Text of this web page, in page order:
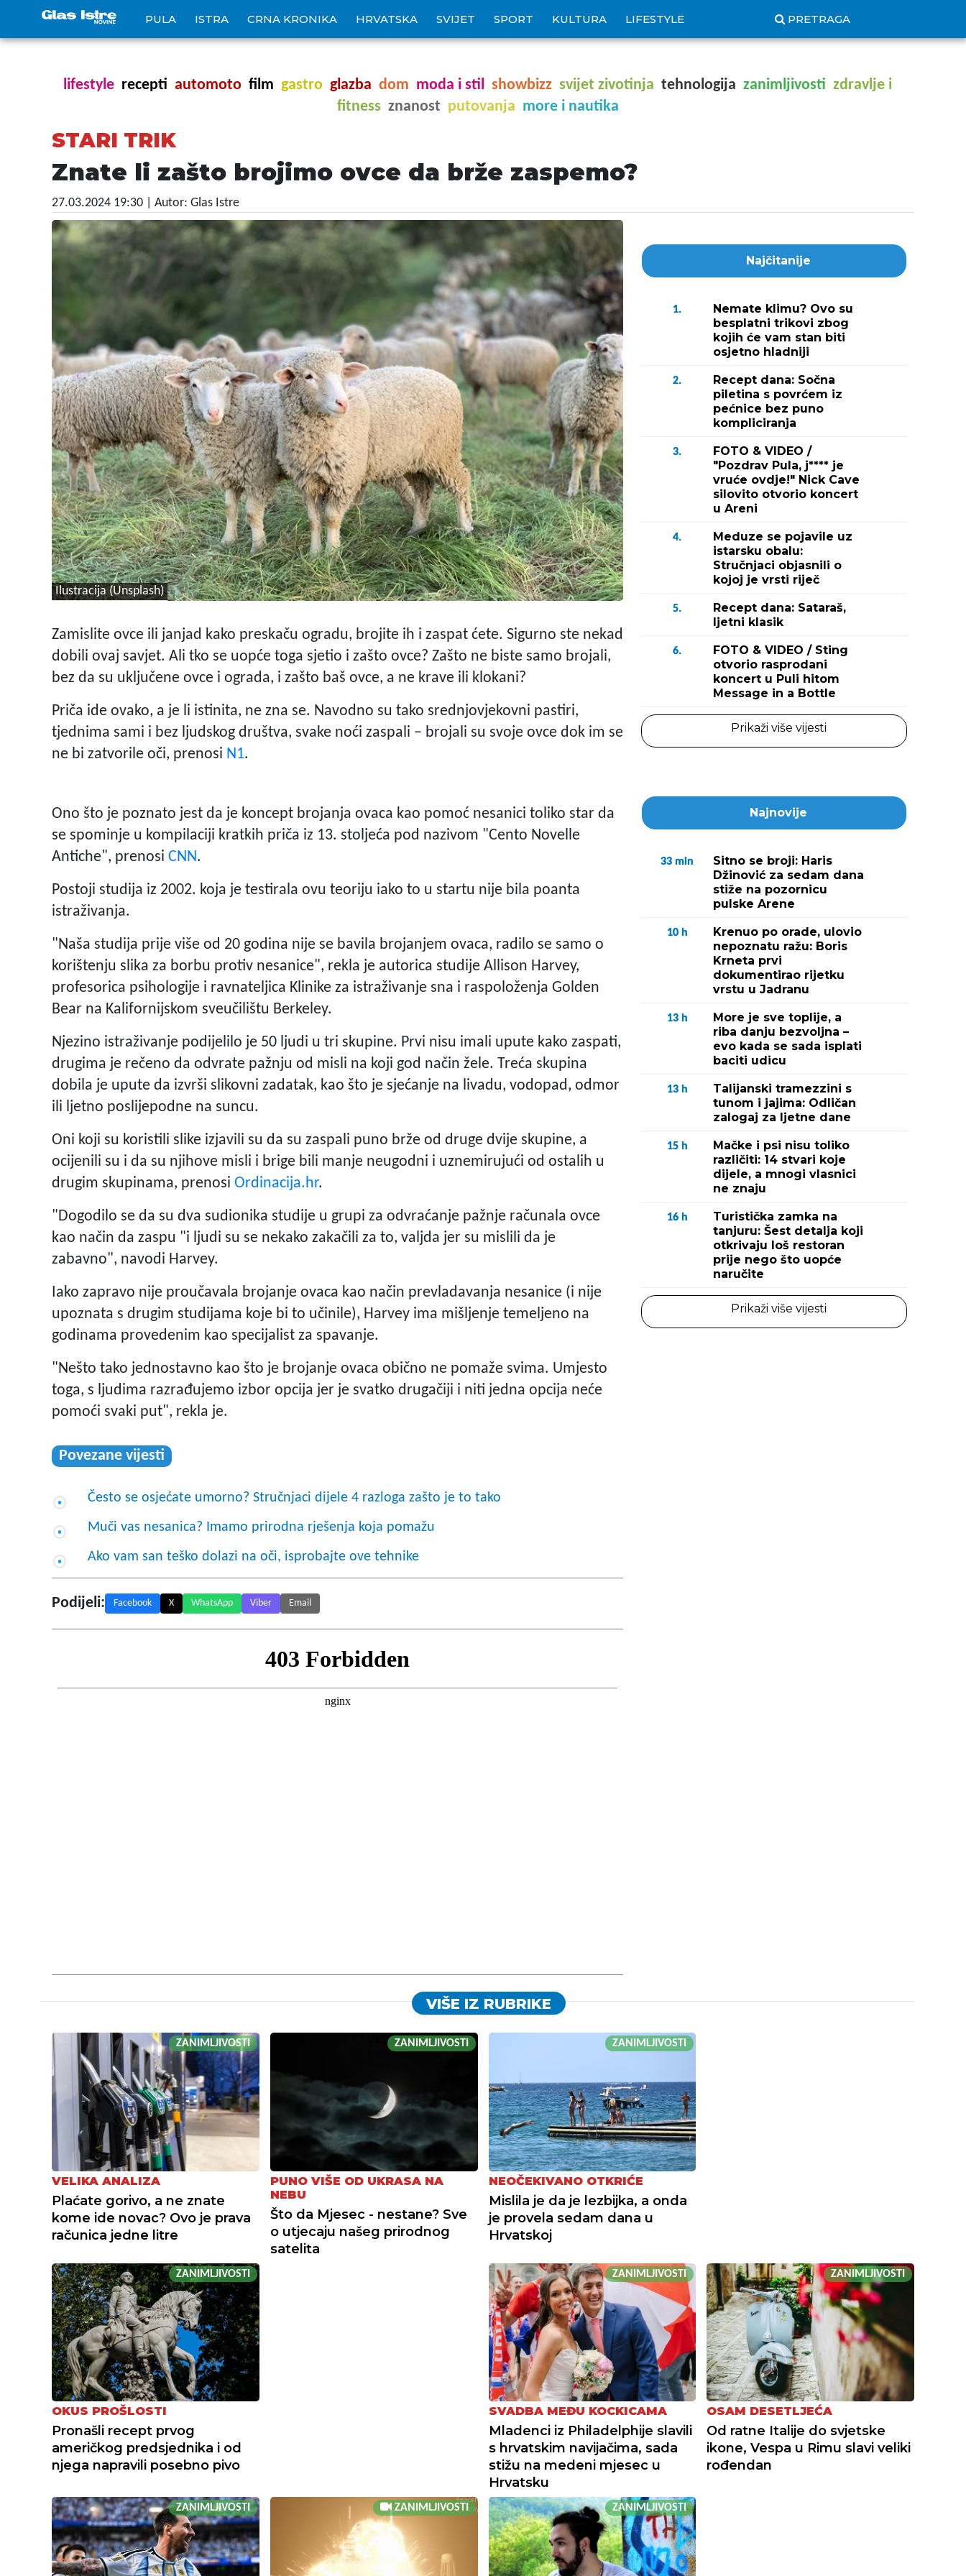
PULA ISTRA CRNA KRONIKA HRVATSKA SVIJET SPORT KULTURA LIFESTYLE PRETRAGA
lifestyle recepti automoto film gastro glazba dom moda i stil showbizz svijet zivotinja tehnologija zanimljivosti zdravlje i
fitness znanost putovanja more i nautika
STARI TRIK
Znate li zašto brojimo ovce da brže zaspemo?
27.03.2024 19:30 | Autor: Glas Istre
Ilustracija (Unsplash)
Zamislite ovce ili janjad kako preskaču ogradu, brojite ih i zaspat ćete. Sigurno ste nekad
dobili ovaj savjet. Ali tko se uopće toga sjetio i zašto ovce? Zašto ne biste samo brojali,
bez da su uključene ovce i ograda, i zašto baš ovce, a ne krave ili klokani?
Priča ide ovako, a je li istinita, ne zna se. Navodno su tako srednjovjekovni pastiri,
tjednima sami i bez ljudskog društva, svake noći zaspali – brojali su svoje ovce dok im se
ne bi zatvorile oči, prenosi N1.
Ono što je poznato jest da je koncept brojanja ovaca kao pomoć nesanici toliko star da
se spominje u kompilaciji kratkih priča iz 13. stoljeća pod nazivom "Cento Novelle
Antiche", prenosi CNN.
Postoji studija iz 2002. koja je testirala ovu teoriju iako to u startu nije bila poanta
istraživanja.
"Naša studija prije više od 20 godina nije se bavila brojanjem ovaca, radilo se samo o
korištenju slika za borbu protiv nesanice", rekla je autorica studije Allison Harvey,
profesorica psihologije i ravnateljica Klinike za istraživanje sna i raspoloženja Golden
Bear na Kalifornijskom sveučilištu Berkeley.
Njezino istraživanje podijelilo je 50 ljudi u tri skupine. Prvi nisu imali upute kako zaspati,
drugima je rečeno da odvrate pažnju od misli na koji god način žele. Treća skupina
dobila je upute da izvrši slikovni zadatak, kao što je sjećanje na livadu, vodopad, odmor
ili ljetno poslijepodne na suncu.
Oni koji su koristili slike izjavili su da su zaspali puno brže od druge dvije skupine, a
ocijenili su i da su njihove misli i brige bili manje neugodni i uznemirujući od ostalih u
drugim skupinama, prenosi Ordinacija.hr.
"Dogodilo se da su dva sudionika studije u grupi za odvraćanje pažnje računala ovce
kao način da zaspu "i ljudi su se nekako zakačili za to, valjda jer su mislili da je
zabavno", navodi Harvey.
Iako zapravo nije proučavala brojanje ovaca kao način prevladavanja nesanice (i nije
upoznata s drugim studijama koje bi to učinile), Harvey ima mišljenje temeljeno na
godinama provedenim kao specijalist za spavanje.
"Nešto tako jednostavno kao što je brojanje ovaca obično ne pomaže svima. Umjesto
toga, s ljudima razrađujemo izbor opcija jer je svatko drugačiji i niti jedna opcija neće
pomoći svaki put", rekla je.
Povezane vijesti
Često se osjećate umorno? Stručnjaci dijele 4 razloga zašto je to tako
Muči vas nesanica? Imamo prirodna rješenja koja pomažu
Ako vam san teško dolazi na oči, isprobajte ove tehnike
Podijeli: Facebook X WhatsApp Viber Email
Najčitanije
1.
Nemate klimu? Ovo su
besplatni trikovi zbog
kojih će vam stan biti
osjetno hladniji
2.
Recept dana: Sočna
piletina s povrćem iz
pećnice bez puno
kompliciranja
3.
FOTO & VIDEO /
"Pozdrav Pula, j**** je
vruće ovdje!" Nick Cave
silovito otvorio koncert
u Areni
4.
Meduze se pojavile uz
istarsku obalu:
Stručnjaci objasnili o
kojoj je vrsti riječ
5.
Recept dana: Sataraš,
ljetni klasik
6.
FOTO & VIDEO / Sting
otvorio rasprodani
koncert u Puli hitom
Message in a Bottle
Prikaži više vijesti
Najnovije
33 min
Sitno se broji: Haris
Džinović za sedam dana
stiže na pozornicu
pulske Arene
10 h
Krenuo po orade, ulovio
nepoznatu ražu: Boris
Krneta prvi
dokumentirao rijetku
vrstu u Jadranu
13 h
More je sve toplije, a
riba danju bezvoljna –
evo kada se sada isplati
baciti udicu
13 h
Talijanski tramezzini s
tunom i jajima: Odličan
zalogaj za ljetne dane
15 h
Mačke i psi nisu toliko
različiti: 14 stvari koje
dijele, a mnogi vlasnici
ne znaju
16 h
Turistička zamka na
tanjuru: Šest detalja koji
otkrivaju loš restoran
prije nego što uopće
naručite
Prikaži više vijesti
VIŠE IZ RUBRIKE
ZANIMLJIVOSTI
VELIKA ANALIZA
Plaćate gorivo, a ne znate
kome ide novac? Ovo je prava
računica jedne litre
ZANIMLJIVOSTI
PUNO VIŠE OD UKRASA NA
NEBU
Što da Mjesec - nestane? Sve
o utjecaju našeg prirodnog
satelita
ZANIMLJIVOSTI
NEOČEKIVANO OTKRIĆE
Mislila je da je lezbijka, a onda
je provela sedam dana u
Hrvatskoj
ZANIMLJIVOSTI
OKUS PROŠLOSTI
Pronašli recept prvog
američkog predsjednika i od
njega napravili posebno pivo
ZANIMLJIVOSTI
SVADBA MEĐU KOCKICAMA
Mladenci iz Philadelphije slavili
s hrvatskim navijačima, sada
stižu na medeni mjesec u
Hrvatsku
ZANIMLJIVOSTI
OSAM DESETLJEĆA
Od ratne Italije do svjetske
ikone, Vespa u Rimu slavi veliki
rođendan
ZANIMLJIVOSTI ZANIMLJIVOSTI ZANIMLJIVOSTI